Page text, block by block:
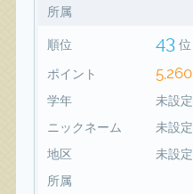
所属
順位 43 位
ポイント 5,260
学年
未設定
ニックネーム
未設定
地区
未設定
所属